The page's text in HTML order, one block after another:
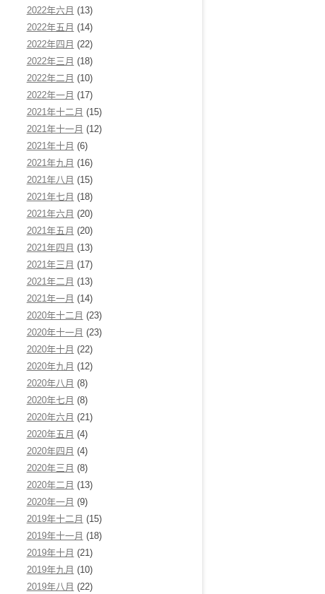
2022年六月 (13)
2022年五月 (14)
2022年四月 (22)
2022年三月 (18)
2022年二月 (10)
2022年一月 (17)
2021年十二月 (15)
2021年十一月 (12)
2021年十月 (6)
2021年九月 (16)
2021年八月 (15)
2021年七月 (18)
2021年六月 (20)
2021年五月 (20)
2021年四月 (13)
2021年三月 (17)
2021年二月 (13)
2021年一月 (14)
2020年十二月 (23)
2020年十一月 (23)
2020年十月 (22)
2020年九月 (12)
2020年八月 (8)
2020年七月 (8)
2020年六月 (21)
2020年五月 (4)
2020年四月 (4)
2020年三月 (8)
2020年二月 (13)
2020年一月 (9)
2019年十二月 (15)
2019年十一月 (18)
2019年十月 (21)
2019年九月 (10)
2019年八月 (22)